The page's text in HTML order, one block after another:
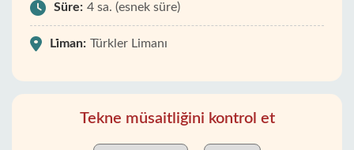
Süre: 4 sa. (esnek süre)
Li̇man: Türkler Limanı
Tekne müsaitliğini kontrol et